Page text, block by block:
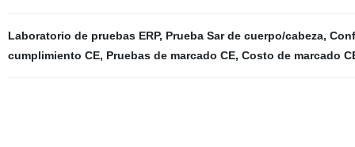
Laboratorio de pruebas ERP, Prueba Sar de cuerpo/cabeza,
cumplimiento CE, Pruebas de marcado CE, Costo de marcado